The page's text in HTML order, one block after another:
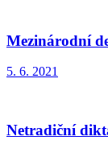
Mezinárodní
5. 6. 2021
Netradiční